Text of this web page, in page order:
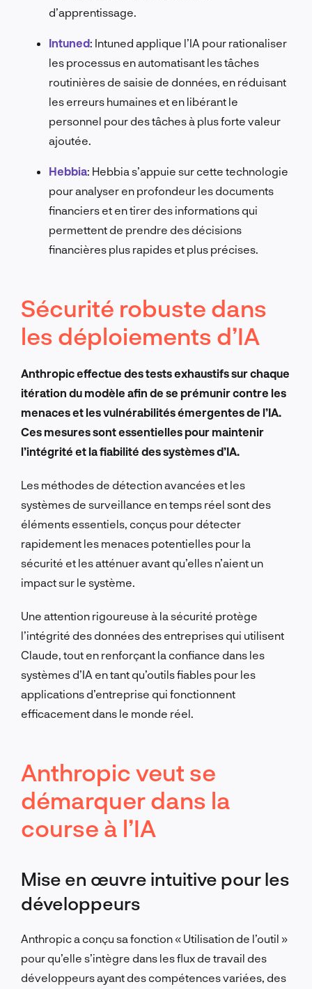
d’apprentissage.
Intuned: Intuned applique l’IA pour rationaliser
les processus en automatisant les tâches
routinières de saisie de données, en réduisant
les erreurs humaines et en libérant le
personnel pour des tâches à plus forte valeur
ajoutée.
Hebbia: Hebbia s’appuie sur cette technologie
pour analyser en profondeur les documents
financiers et en tirer des informations qui
permettent de prendre des décisions
financières plus rapides et plus précises.
Sécurité robuste dans
les déploiements d’IA
Anthropic effectue des tests exhaustifs sur chaque
itération du modèle afin de se prémunir contre les
menaces et les vulnérabilités émergentes de l’IA.
Ces mesures sont essentielles pour maintenir
l’intégrité et la fiabilité des systèmes d’IA.
Les méthodes de détection avancées et les
systèmes de surveillance en temps réel sont des
éléments essentiels, conçus pour détecter
rapidement les menaces potentielles pour la
sécurité et les atténuer avant qu’elles n’aient un
impact sur le système.
Une attention rigoureuse à la sécurité protège
l’intégrité des données des entreprises qui utilisent
Claude, tout en renforçant la confiance dans les
systèmes d’IA en tant qu’outils fiables pour les
applications d’entreprise qui fonctionnent
efficacement dans le monde réel.
Anthropic veut se
démarquer dans la
course à l’IA
Mise en œuvre intuitive pour les
développeurs
Anthropic a conçu sa fonction « Utilisation de l’outil »
pour qu’elle s’intègre dans les flux de travail des
développeurs ayant des compétences variées, des